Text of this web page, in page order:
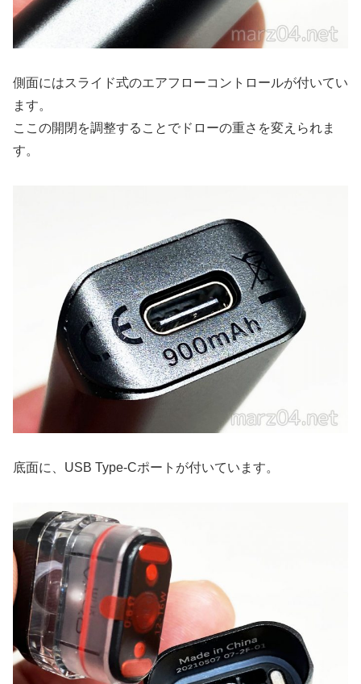
側面にはスライド式のエアフローコントロールが付いてい
ます。
ここの開閉を調整することでドローの重さを変えられま
す。
底面に、USB Type-Cポートが付いています。